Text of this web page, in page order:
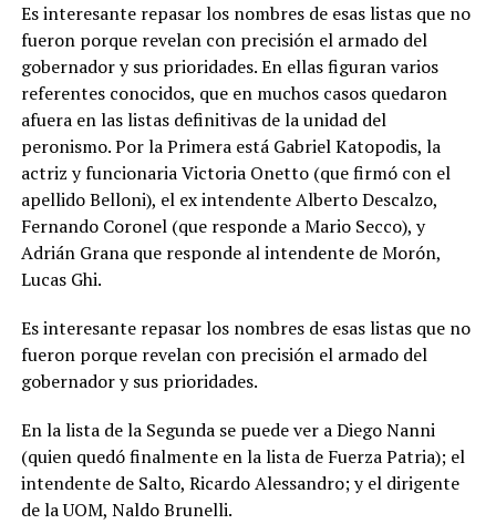
Es interesante repasar los nombres de esas listas que no
fueron porque revelan con precisión el armado del
gobernador y sus prioridades. En ellas figuran varios
referentes conocidos, que en muchos casos quedaron
afuera en las listas definitivas de la unidad del
peronismo. Por la Primera está Gabriel Katopodis, la
actriz y funcionaria Victoria Onetto (que firmó con el
apellido Belloni), el ex intendente Alberto Descalzo,
Fernando Coronel (que responde a Mario Secco), y
Adrián Grana que responde al intendente de Morón,
Lucas Ghi.
Es interesante repasar los nombres de esas listas que no
fueron porque revelan con precisión el armado del
gobernador y sus prioridades.
En la lista de la Segunda se puede ver a Diego Nanni
(quien quedó finalmente en la lista de Fuerza Patria); el
intendente de Salto, Ricardo Alessandro; y el dirigente
de la UOM, Naldo Brunelli.